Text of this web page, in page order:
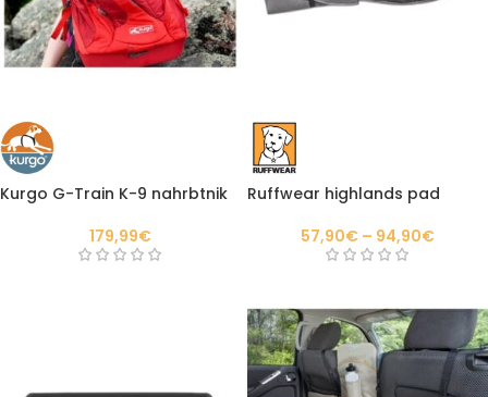
Kurgo G-Train K-9 nahrbtnik
179,99€
Ruffwear highlands pad
57,90€ – 94,90€